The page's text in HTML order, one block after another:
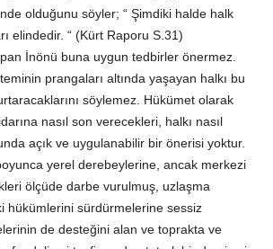
olduğunu söyler; “ Şimdiki halde halk
elindedir. “ (Kürt Raporu S.31)
İnönü buna uygun tedbirler önermez.
prangaları altında yaşayan halkı bu
söylemez. Hükümet olarak
nasıl son verecekleri, halkı nasıl
açık ve uygulanabilir bir önerisi yoktur.
yerel derebeylerine, ancak merkezi
ölçüde darbe vurulmuş, uzlaşma
hükümlerini sürdürmelerine sessiz
de desteğini alan ve toprakta ve